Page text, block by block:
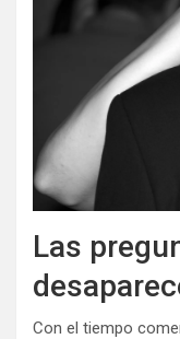
Las
Con el tiempo